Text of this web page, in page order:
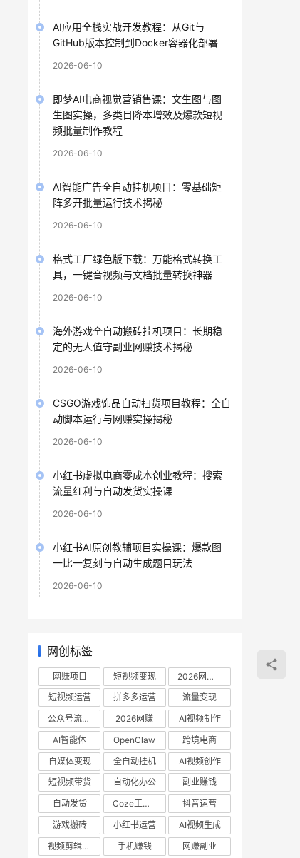
AI应用全栈实战开发教程：从Git与
GitHub版本控制到Docker容器化部署
2026-06-10
即梦AI电商视觉营销售课：文生图与图
生图实操，多类目降本增效及爆款短视
频批量制作教程
2026-06-10
AI智能广告全自动挂机项目：零基础矩
阵多开批量运行技术揭秘
2026-06-10
格式工厂绿色版下载：万能格式转换工
具，一键音视频与文档批量转换神器
2026-06-10
海外游戏全自动搬砖挂机项目：长期稳
定的无人值守副业网赚技术揭秘
2026-06-10
CSGO游戏饰品自动扫货项目教程：全自
动脚本运行与网赚实操揭秘
2026-06-10
小红书虚拟电商零成本创业教程：搜索
流量红利与自动发货实操课
2026-06-10
小红书AI原创教辅项目实操课：爆款图
一比一复刻与自动生成题目玩法
2026-06-10
网创标签
网赚项目 短视频变现
2026网赚项目
短视频运营
拼多多运营
流量变现
公众号流量主
2026网赚
AI视频制作
AI智能体
OpenClaw
跨境电商
自媒体变现
全自动挂机
AI视频创作
短视频带货
自动化办公
副业赚钱
自动发货
Coze工作流
抖音运营
游戏搬砖
小红书运营
AI视频生成
视频剪辑教程
手机赚钱 网赚副业